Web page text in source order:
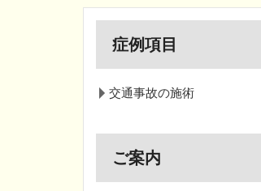
症例項目
交通事故の施術
ご案内